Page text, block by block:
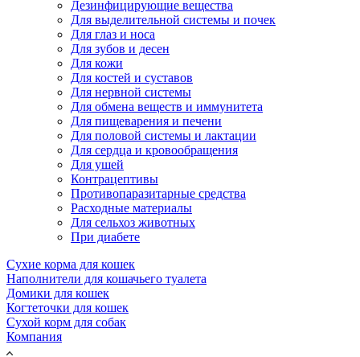
Дезинфицирующие вещества
Для выделительной системы и почек
Для глаз и носа
Для зубов и десен
Для кожи
Для костей и суставов
Для нервной системы
Для обмена веществ и иммунитета
Для пищеварения и печени
Для половой системы и лактации
Для сердца и кровообращения
Для ушей
Контрацептивы
Противопаразитарные средства
Расходные материалы
Для сельхоз животных
При диабете
Сухие корма для кошек
Наполнители для кошачьего туалета
Домики для кошек
Когтеточки для кошек
Сухой корм для собак
Компания